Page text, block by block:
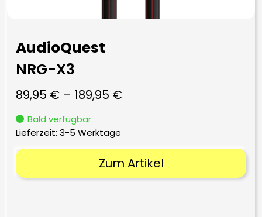
AudioQuest
NRG-X3
89,95 € – 189,95 €
Bald verfügbar
Lieferzeit: 3-5 Werktage
Zum Artikel